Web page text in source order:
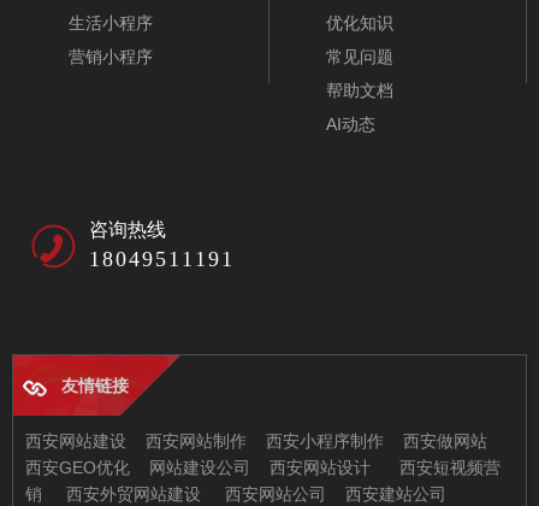
生活小程序
营销小程序
优化知识
常见问题
帮助文档
AI动态
咨询热线
18049511191
友情链接
西安网站建设 西安网站制作 西安小程序制作
西安做网站
西安GEO优化
网站建设公司 西安网站设计
西安短视频营
销
西安外贸网站建设 西安网站公司 西安建站公司